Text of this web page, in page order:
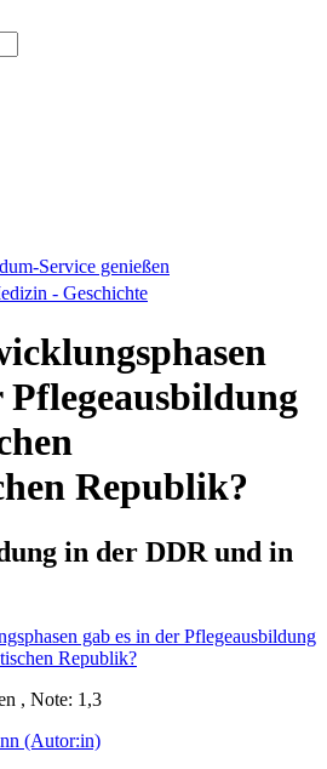
Service genießen
- Geschichte
Pflegeausbildung
Republik?
in der DDR und in
, Note: 1,3
(Autor:in)